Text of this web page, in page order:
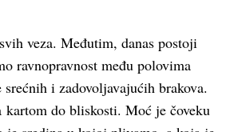
veza. Međutim, danas postoji
ravnopravnost među polovima
srećnih i zadovoljavajućih brakova.
kartom do bliskosti. Moć je čoveku